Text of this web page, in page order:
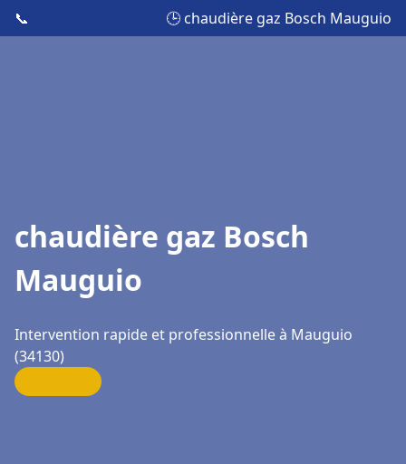
📞 🕒 chaudière gaz Bosch Mauguio
chaudière gaz Bosch
Mauguio
Intervention rapide et professionnelle à Mauguio
(34130)